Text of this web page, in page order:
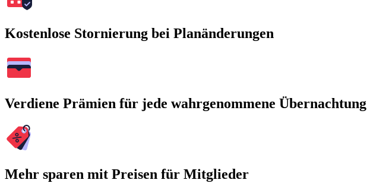
Kostenlose Stornierung bei Planänderungen
Verdiene Prämien für jede wahrgenommene Übernachtung
Mehr sparen mit Preisen für Mitglieder